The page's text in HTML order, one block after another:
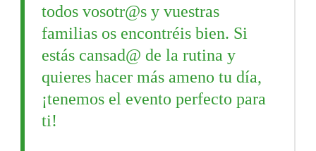
todos vosotr@s y vuestras
familias os encontréis bien. Si
estás cansad@ de la rutina y
quieres hacer más ameno tu día,
¡tenemos el evento perfecto para
ti!